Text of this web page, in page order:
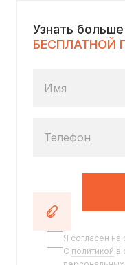
Узнать
БЕСПЛАТНОЙ
Имя
Телефон
Я согласен на
C политикой в